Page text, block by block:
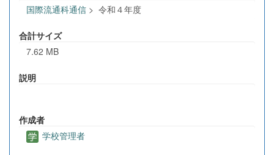
国際流通科通信 > 令和４年度
合計サイズ
7.62 MB
説明
作成者
学校管理者